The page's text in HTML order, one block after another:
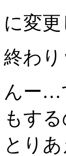
に変更
終わり
んー…
もする
とり